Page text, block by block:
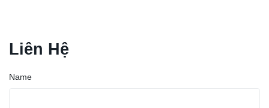
Liên Hệ
Name